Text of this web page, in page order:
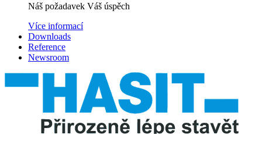
Náš požadavek Váš úspěch
Více informací
Downloads
Reference
Newsroom